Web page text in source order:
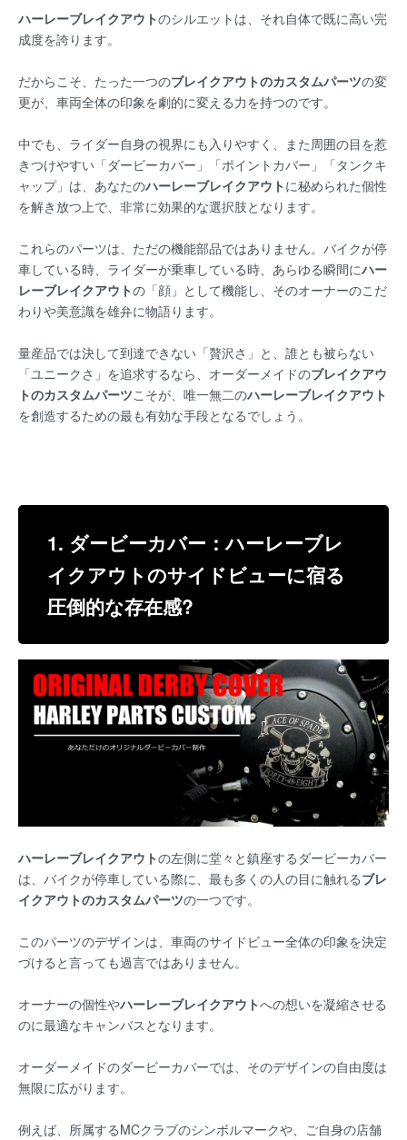
ハーレーブレイクアウトのシルエットは、それ自体で既に高い完
成度を誇ります。
だからこそ、たった一つのブレイクアウトのカスタムパーツの変
更が、車両全体の印象を劇的に変える力を持つのです。
中でも、ライダー自身の視界にも入りやすく、また周囲の目を惹
きつけやすい「ダービーカバー」「ポイントカバー」「タンクキ
ャップ」は、あなたのハーレーブレイクアウト に秘められた個性
を解き放つ上で、非常に効果的な選択肢となります。
これらのパーツは、ただの機能部品ではありません。バイクが停
車している時、ライダーが乗車している時、あらゆる瞬間にハー
レーブレイクアウトの「顔」として機能し、そのオーナーのこだ
わりや美意識を雄弁に物語ります。
量産品では決して到達できない「贅沢さ」と、誰とも被らない
「ユニークさ」を追求するなら、オーダーメイドのブレイクアウ
トのカスタムパーツこそが、唯一無二のハーレーブレイクアウト
を創造するための最も有効な手段となるでしょう。
1. ダービーカバー：ハーレーブレ
イクアウトのサイドビューに宿る
圧倒的な存在感?
ハーレーブレイクアウトの左側に堂々と鎮座するダービーカバー
は、バイクが停車している際に、最も多くの人の目に触れるブレ
イクアウトのカスタムパーツの一つです。
このパーツのデザインは、車両のサイドビュー全体の印象を決定
づけると言っても過言ではありません。
オーナーの個性やハーレーブレイクアウトへの想いを凝縮させる
のに最適なキャンバスとなります。
オーダーメイドのダービーカバーでは、そのデザインの自由度は
無限に広がります。
例えば、所属するMCクラブのシンボルマークや、ご自身の店舗